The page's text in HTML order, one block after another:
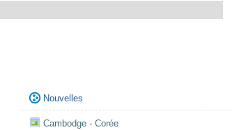
Navigation
Nouvelles
Cambodge - Corée